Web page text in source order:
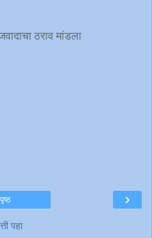
ठराव मांडला
›
पहा